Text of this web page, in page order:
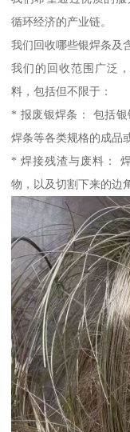
循环经济的产业链。
我们回收哪些银焊条及
我们的回收范围广泛
料，包括但不限于：
* 报废银焊条： 包括
焊条等各类规格的成品
* 焊接残渣与废料：
物，以及切割下来的边